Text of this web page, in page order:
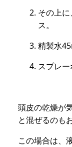
その上
ス。
精製水
スプレー
頭皮の乾燥が
と混ぜるのも
この場合は、